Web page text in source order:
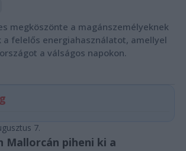
megköszönte a magánszemélyeknek
a felelős energiahasználatot, amellyel
a válságos napokon.
7.
Mallorcán piheni ki a